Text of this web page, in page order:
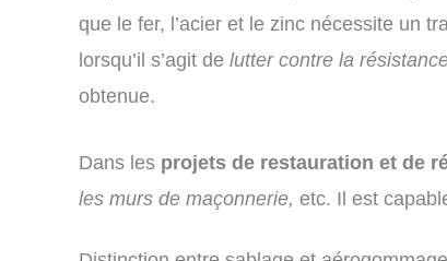
que le fer, l’acier et le zinc nécessite un
lorsqu’il s’agit de lutter contre la
obtenue.
Dans les projets de restauration et de
les murs de maçonnerie, etc. Il est